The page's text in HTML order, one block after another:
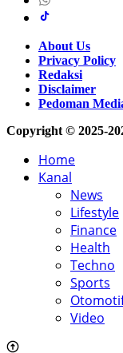
About Us
Privacy Policy
Redaksi
Disclaimer
Pedoman
Copyright © 2025-
Home
Kanal
News
Lifestyle
Finance
Health
Techno
Sports
Video